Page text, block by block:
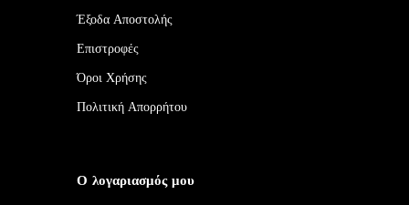
Έξοδα Αποστολής
Επιστροφές
Όροι Χρήσης
Πολιτική Απορρήτου
Ο λογαριασμός μου